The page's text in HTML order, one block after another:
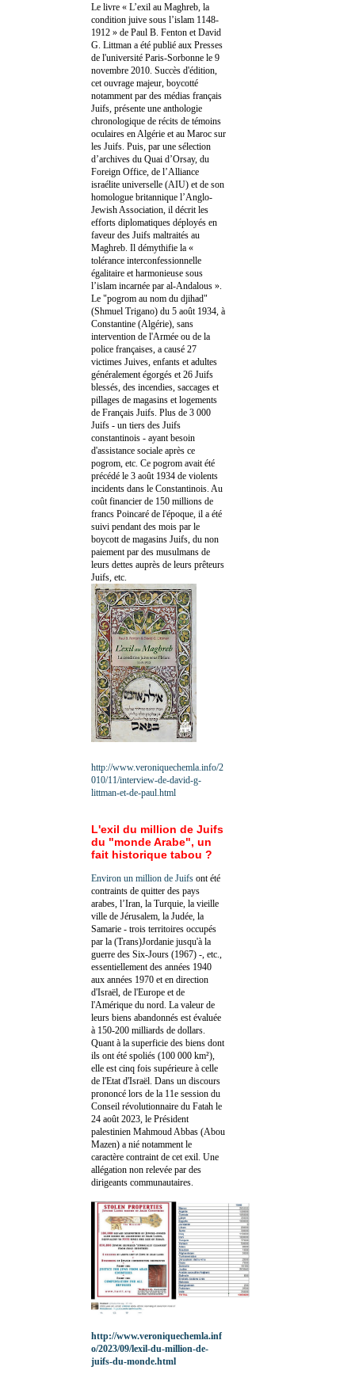
Le livre « L’exil au Maghreb, la
condition juive sous l’islam 1148-
1912 » de Paul B. Fenton et David
G. Littman a été publié aux Presses
de l'université Paris-Sorbonne le 9
novembre 2010. Succès d'édition,
cet ouvrage majeur, boycotté
notamment par des médias français
Juifs, présente une anthologie
chronologique de récits de témoins
oculaires en Algérie et au Maroc sur
les Juifs. Puis, par une sélection
d’archives du Quai d’Orsay, du
Foreign Office, de l’Alliance
israélite universelle (AIU) et de son
homologue britannique l’Anglo-
Jewish Association, il décrit les
efforts diplomatiques déployés en
faveur des Juifs maltraités au
Maghreb. Il démythifie la «
tolérance interconfessionnelle
égalitaire et harmonieuse sous
l’islam incarnée par al-Andalous ».
Le "pogrom au nom du djihad"
(Shmuel Trigano) du 5 août 1934, à
Constantine (Algérie), sans
intervention de l'Armée ou de la
police françaises, a causé 27
victimes Juives, enfants et adultes
généralement égorgés et 26 Juifs
blessés, des incendies, saccages et
pillages de magasins et logements
de Français Juifs. Plus de 3 000
Juifs - un tiers des Juifs
constantinois - ayant besoin
d'assistance sociale après ce
pogrom, etc. Ce pogrom avait été
précédé le 3 août 1934 de violents
incidents dans le Constantinois. Au
coût financier de 150 millions de
francs Poincaré de l'époque, il a été
suivi pendant des mois par le
boycott de magasins Juifs, du non
paiement par des musulmans de
leurs dettes auprès de leurs prêteurs
Juifs, etc.
http://www.veroniquechemla.info/2
010/11/interview-de-david-g-
littman-et-de-paul.html
L'exil du million de Juifs
du "monde Arabe", un
fait historique tabou ?
Environ un million de Juifs ont été
contraints de quitter des pays
arabes, l’Iran, la Turquie, la vieille
ville de Jérusalem, la Judée, la
Samarie - trois territoires occupés
par la (Trans)Jordanie jusqu'à la
guerre des Six-Jours (1967) -, etc.,
essentiellement des années 1940
aux années 1970 et en direction
d'Israël, de l'Europe et de
l'Amérique du nord. La valeur de
leurs biens abandonnés est évaluée
à 150-200 milliards de dollars.
Quant à la superficie des biens dont
ils ont été spoliés (100 000 km²),
elle est cinq fois supérieure à celle
de l'Etat d'Israël. Dans un discours
prononcé lors de la 11e session du
Conseil révolutionnaire du Fatah le
24 août 2023, le Président
palestinien Mahmoud Abbas (Abou
Mazen) a nié notamment le
caractère contraint de cet exil. Une
allégation non relevée par des
dirigeants communautaires.
http://www.veroniquechemla.inf
o/2023/09/lexil-du-million-de-
juifs-du-monde.html